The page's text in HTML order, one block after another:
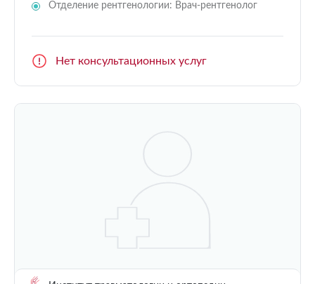
Отделение рентгенологии: Врач-рентгенолог
Нет консультационных услуг